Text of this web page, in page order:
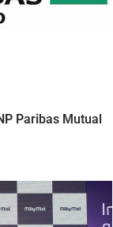
Paribas Mutual